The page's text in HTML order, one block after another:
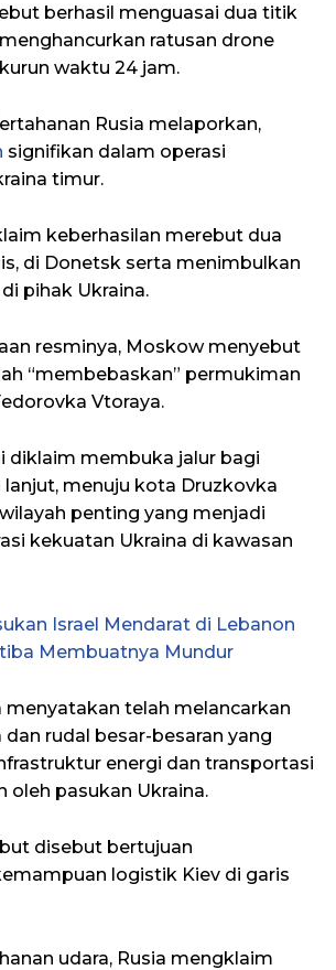
berhasil menguasai dua titik
ratusan drone
waktu 24 jam.
Rusia melaporkan,
signifikan dalam operasi
timur.
keberhasilan merebut dua
di Donetsk serta menimbulkan
pihak Ukraina.
resminya, Moskow menyebut
“membebaskan” permukiman
Vtoraya.
diklaim membuka jalur bagi
lanjut, menuju kota Druzkovka
penting yang menjadi
kekuatan Ukraina di kawasan
Israel Mendarat di Lebanon
Membuatnya Mundur
menyatakan telah melancarkan
dan rudal besar-besaran yang
energi dan transportasi
oleh pasukan Ukraina.
disebut bertujuan
logistik Kiev di garis
udara, Rusia mengklaim